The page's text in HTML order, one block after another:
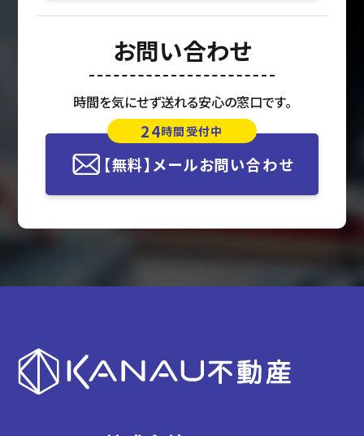
お問い合わせ
時間を気にせず送れる安心の窓口です。
24時間受付中
【無料】メールお問い合わせ